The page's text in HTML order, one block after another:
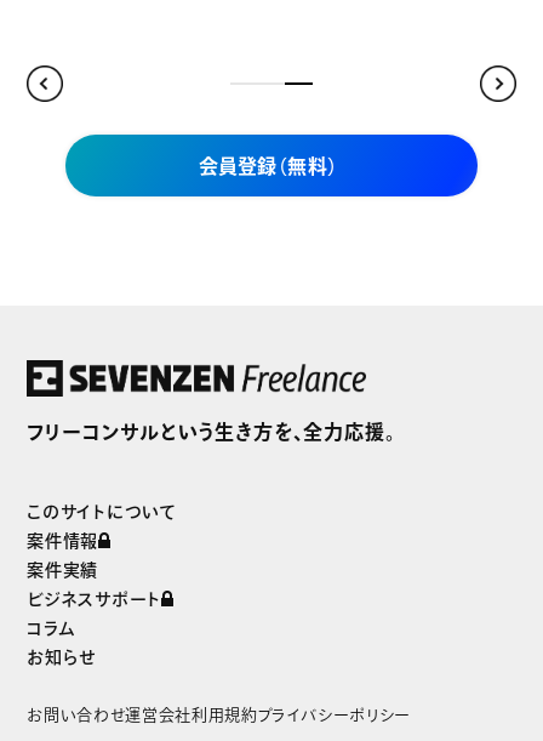
会員登録（無料）
セブンゼンフリーランスだけの
独自案件をご紹介
フリーコンサルという生き方を、全力応援。
このサイトについて
案件情報
案件実績
ビジネスサポート
コラム
お知らせ
お問い合わせ運営会社利用規約プライバシーポリシー